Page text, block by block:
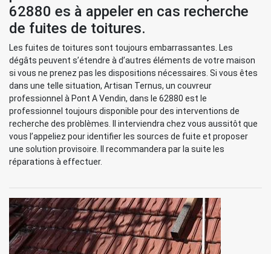
62880 es à appeler en cas recherche
de fuites de toitures.
Les fuites de toitures sont toujours embarrassantes. Les
dégâts peuvent s’étendre à d’autres éléments de votre maison
si vous ne prenez pas les dispositions nécessaires. Si vous êtes
dans une telle situation, Artisan Ternus, un couvreur
professionnel à Pont A Vendin, dans le 62880 est le
professionnel toujours disponible pour des interventions de
recherche des problèmes. Il interviendra chez vous aussitôt que
vous l’appeliez pour identifier les sources de fuite et proposer
une solution provisoire. Il recommandera par la suite les
réparations à effectuer.